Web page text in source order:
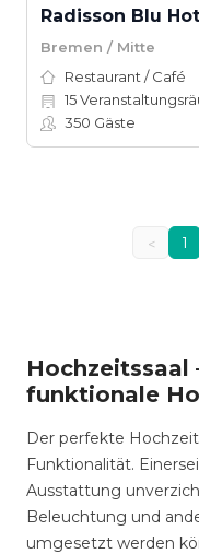
Radisson Blu
Bremen / Mitte
Restaurant / Café
15
350 Gäste
< 1
Hochzeitssaal
funktionale
Der perfekte
Funktionalität.
Ausstattung
Beleuchtung und
umgesetzt werden